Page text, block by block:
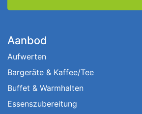
Aanbod
Aufwerten
Bargeräte & Kaffee/Tee
Buffet & Warmhalten
Essenszubereitung